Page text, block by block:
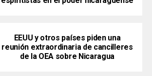
EEUU y otros países piden una
reunión extraordinaria de cancilleres
de la OEA sobre Nicaragua